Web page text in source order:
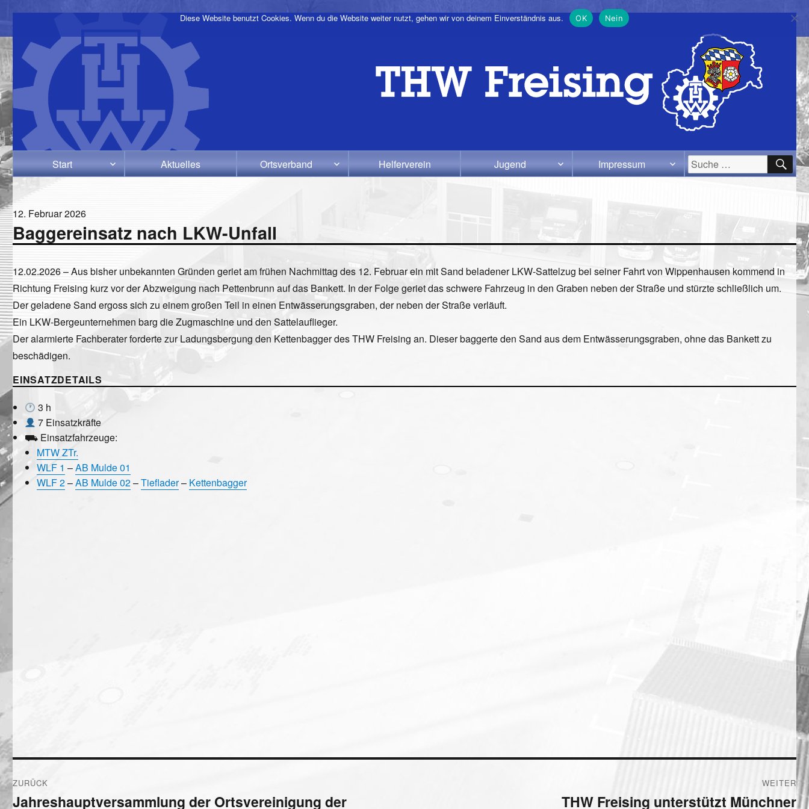
Start Aktuelles Ortsverband Helferverein Jugend Impressum
Suche
nach:
Veröffentlicht
am
12. Februar 2026
Baggereinsatz nach LKW-Unfall
12.02.2026 – Aus bisher unbekannten Gründen geriet am frühen Nachmittag des 12. Februar ein mit Sand beladener LKW-Sattelzug bei seiner Fahrt von Wippenhausen kommend in
Richtung Freising kurz vor der Abzweigung nach Pettenbrunn auf das Bankett. In der Folge geriet das schwere Fahrzeug in den Graben neben der Straße und stürzte schließlich um.
Der geladene Sand ergoss sich zu einem großen Teil in einen Entwässerungsgraben, der neben der Straße verläuft.
Ein LKW-Bergeunternehmen barg die Zugmaschine und den Sattelauflieger.
Der alarmierte Fachberater forderte zur Ladungsbergung den Kettenbagger des THW Freising an. Dieser baggerte den Sand aus dem Entwässerungsgraben, ohne das Bankett zu
beschädigen.
EINSATZDETAILS
3 h
7 Einsatzkräfte
⛟ Einsatzfahrzeuge:
MTW ZTr.
WLF 1 –AB Mulde 01
WLF 2–AB Mulde 02–Tieflader– Kettenbagger
Beitragsnavigation
ZURÜCK
Vorheriger
Jahreshauptversammlung der Ortsvereinigung der
WEITER
THW Freising unterstützt Münchner
Diese Website benutzt Cookies. Wenn du die Website weiter nutzt, gehen wir von deinem Einverständnis aus. OK Nein